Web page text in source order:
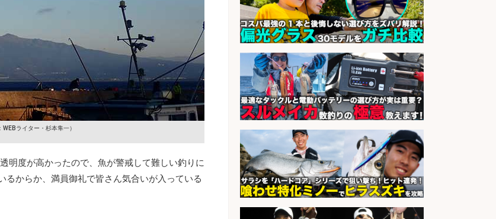
WEBライター・杉本隼一）
明度が高かったので、魚が警戒して難しい釣りに
からか、満員御礼で皆さん気合いが入っている
sponsored by 求人ボックス
配達/ドライバー/ドライバー補助 魚
の梱包 年齢経験不問/完全週休2日で
最低月収33万円保証
会社名 株式会社ワイズ
sponsored by 求人ボックス
さらに求人情報を見る